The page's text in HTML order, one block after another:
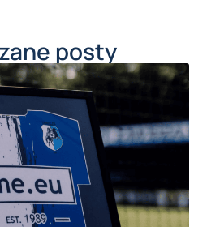
posty